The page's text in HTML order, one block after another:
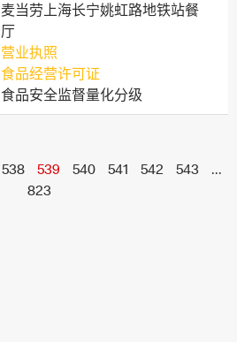
麦当劳上海长宁姚虹路地铁站餐
厅
营业执照
食品经营许可证
食品安全监督量化分级
538 539 540 541 542 543
...
823